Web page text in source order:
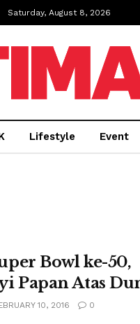
Saturday, August 8, 2026
Lifestyle Event
Bowl ke-50,
Papan Atas
10, 2016 0